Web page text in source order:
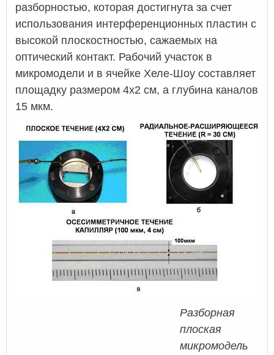
разборностью, которая достигнута за счет
использования интерференционных пластин с
высокой плоскостностью, сажаемых на
оптический контакт. Рабочий участок в
микромодели и в ячейке Хеле-Шоу составляет
площадку размером 4х2 см, а глубина каналов
15 мкм.
Разборная
плоская
микромодель